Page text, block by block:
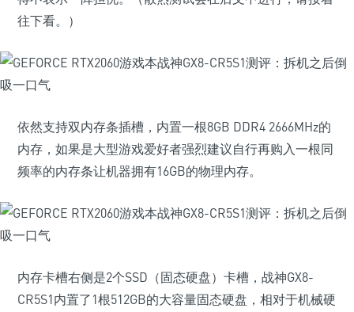
往下看。）
依然支持双内存条插槽，内置一根8GB DDR4 2666MHz的
内存，如果是大型游戏爱好者强烈建议自行再购入一根同
频率的内存条让机器拥有16GB的物理内存。
内存卡槽右侧是2个SSD（固态硬盘）卡槽，战神GX8-
CR5S1内置了1根512GB的大容量固态硬盘，相对于机械硬